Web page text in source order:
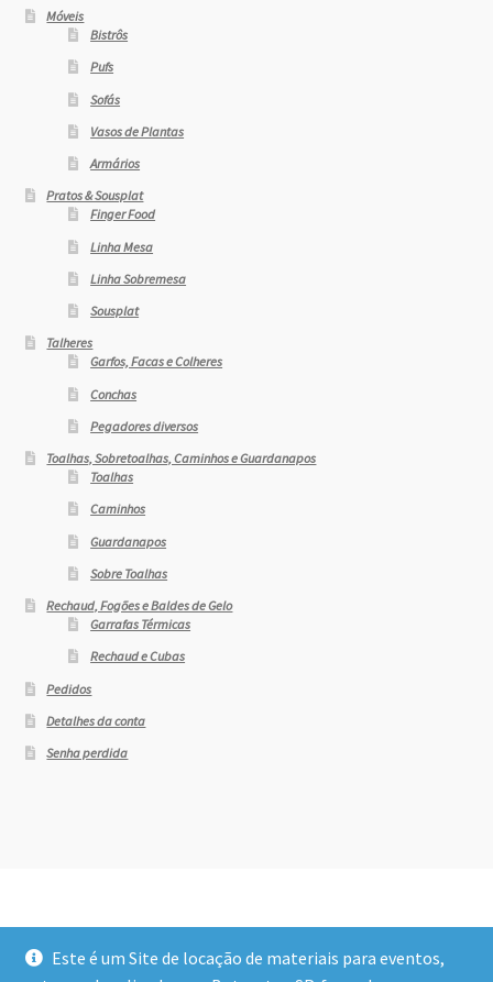
Este é um Site de locação de materiais para eventos,
Móveis
Bistrôs
Pufs
Sofás
Vasos de Plantas
Armários
Pratos & Sousplat
Finger Food
Linha Mesa
Linha Sobremesa
Sousplat
Talheres
Garfos, Facas e Colheres
Conchas
Pegadores diversos
Toalhas, Sobretoalhas, Caminhos e Guardanapos
Toalhas
Caminhos
Guardanapos
Sobre Toalhas
Rechaud, Fogões e Baldes de Gelo
Garrafas Térmicas
Rechaud e Cubas
Pedidos
Detalhes da conta
Senha perdida